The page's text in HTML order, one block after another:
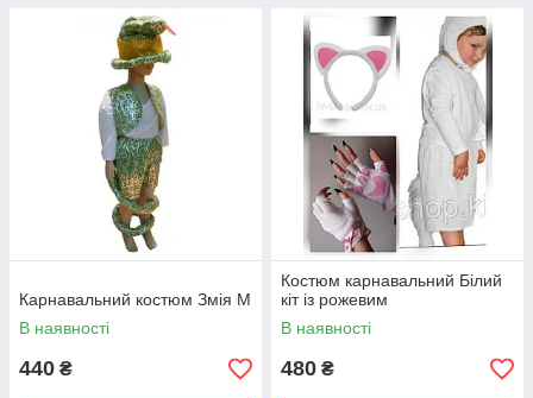
Карнавальний костюм Змія М
В наявності
440 ₴
Костюм карнавальний Білий
кіт із рожевим
В наявності
480 ₴